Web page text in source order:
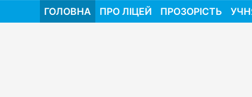
ГОЛОВНА ПРО ЛІЦЕЙ ПРОЗОРІСТЬ